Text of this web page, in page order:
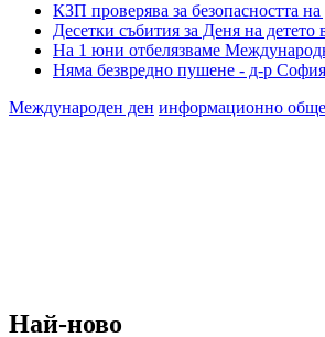
КЗП проверява за безопасността
Десетки събития за Деня на
На 1 юни отбелязваме
Няма безвредно пушене - д-р София
Международен ден информационно
Най-ново